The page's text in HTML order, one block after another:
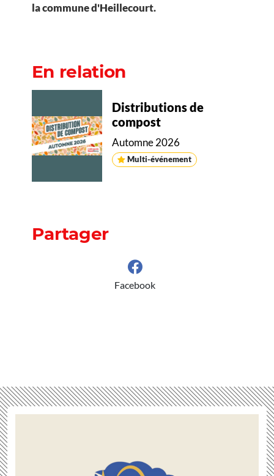
la commune d'Heillecourt.
En relation
Distributions de
compost
Automne 2026
Multi-événement
Partager
Facebook